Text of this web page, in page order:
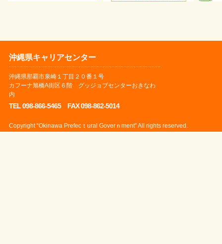
沖縄県キャリアセンター
沖縄県那覇市泉崎１丁目２０番１号
カフーナ旭橋A街区６階 グッジョブセンターおきなわ
内
TEL 098-866-5465 FAX 098-862-5014
Copyright “Okinawa Prefecｔural Goverｎment” All rights reserved.